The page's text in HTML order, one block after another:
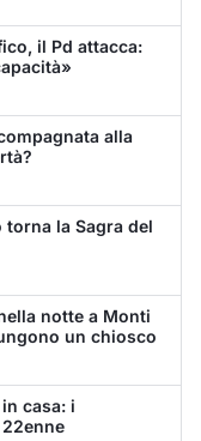
il Pd attacca:
alla
la Sagra del
notte a Monti
un chiosco
casa: i